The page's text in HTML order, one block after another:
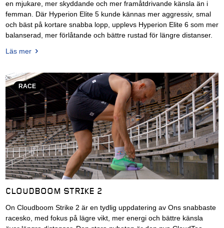
en mjukare, mer skyddande och mer framåtdrivande känsla än i
femman. Där Hyperion Elite 5 kunde kännas mer aggressiv, smal
och bäst på kortare snabba lopp, upplevs Hyperion Elite 6 som mer
balanserad, mer förlåtande och bättre rustad för längre distanser.
Läs mer
RACE
CLOUDBOOM STRIKE 2
On Cloudboom Strike 2 är en tydlig uppdatering av Ons snabbaste
racesko, med fokus på lägre vikt, mer energi och bättre känsla